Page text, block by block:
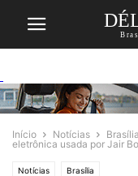
Início Notícias Brasília
eletrônica usada por Jair
Notícias Brasília